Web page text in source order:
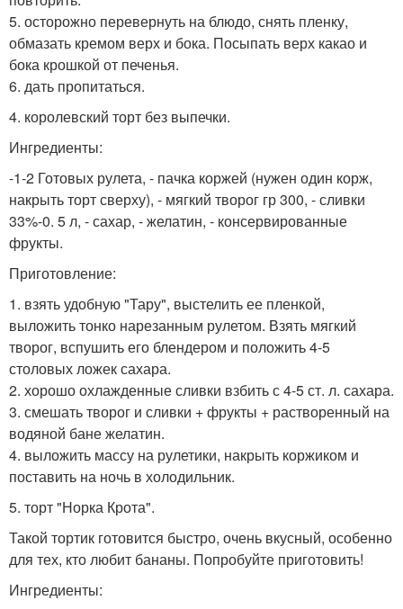
5. осторожно перевернуть на блюдо, снять пленку,
обмазать кремом верх и бока. Посыпать верх какао и
бока крошкой от печенья.
6. дать пропитаться.
4. королевский торт без выпечки.
Ингредиенты:
-1-2 Готовых рулета, - пачка коржей (нужен один корж,
накрыть торт сверху), - мягкий творог гр 300, - сливки
33%-0. 5 л, - сахар, - желатин, - консервированные
фрукты.
Приготовление:
1. взять удобную "Тару", выстелить ее пленкой,
выложить тонко нарезанным рулетом. Взять мягкий
творог, вспушить его блендером и положить 4-5
столовых ложек сахара.
2. хорошо охлажденные сливки взбить с 4-5 ст. л. сахара.
3. смешать творог и сливки + фрукты + растворенный на
водяной бане желатин.
4. выложить массу на рулетики, накрыть коржиком и
поставить на ночь в холодильник.
5. торт "Норка Крота".
Такой тортик готовится быстро, очень вкусный, особенно
для тех, кто любит бананы. Попробуйте приготовить!
Ингредиенты: